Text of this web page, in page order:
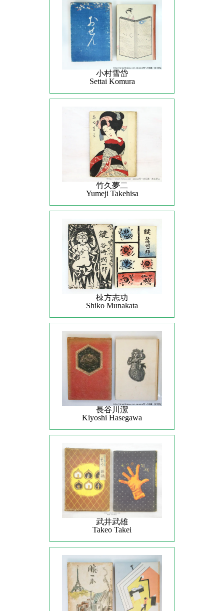
小村雪岱
Settai Komura
竹久夢二
Yumeji Takehisa
棟方志功
Shiko Munakata
長谷川潔
Kiyoshi Hasegawa
武井武雄
Takeo Takei